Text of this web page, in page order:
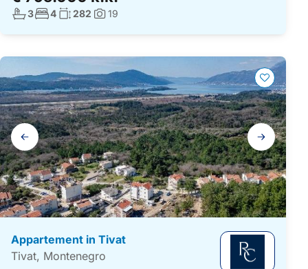
Aantal badkamers:
3Aantal slaapkamers:
4Woonoppervlakte:
282 Foto's:
19
Galerij
navigatie
Appartement in Tivat
Tivat, Montenegro